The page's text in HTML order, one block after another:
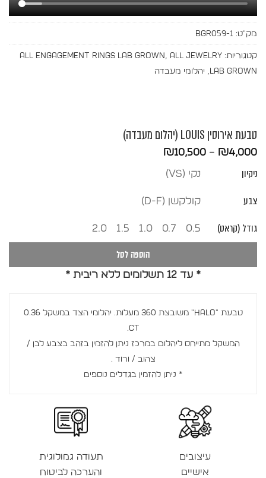
טבעת אירוסין LOUIS (יהלום מעבדה)
₪4,000
–
₪10,500
עד
ניקיון נקי (vs)
צבע קולקשן (D-F)
גודל (קראט) 0.5
0.7
1.0
1.5
2.0
הוספה לסל
* עד 12 תשלומים ללא ריבית *
טבעת "Halo" משובצת 360 מעלות. יהלומי הצד במשקל 0.36
CT.
המשקל מתייחס ליהלום במרכז ניתן להזמין בזהב בצבע לבן /
צהוב / ורוד .
* ניתן להזמין בגדלים נוספים
עיצובים
אישיים
תעודה גמולוגית
והערכה לביטוח
מק"ט: BGR059-1
קטגוריות: All Engagement Rings Lab Grown
All Jewelry
Lab Grown
יהלומי מעבדה